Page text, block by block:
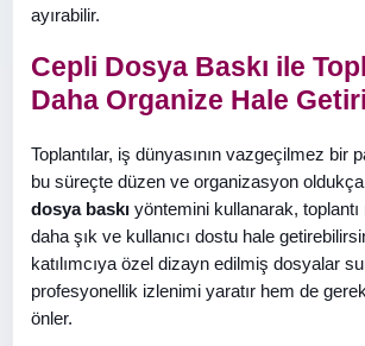
ayırabilir.
Cepli Dosya Baskı ile
Daha Organize Hale
Toplantılar, iş dünyasının vazgeçilmez bir
bu süreçte düzen ve organizasyon
dosya baskı yöntemini kullanarak,
daha şık ve kullanıcı dostu hale
katılımcıya özel dizayn edilmiş dosyalar
profesyonellik izlenimi yaratır hem de
önler.